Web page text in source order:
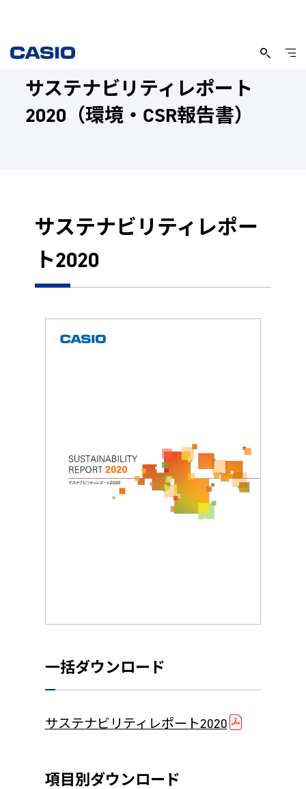
サステナビリティレポート
2020（環境・CSR報告書）
サステナビリティレポー
ト2020
一括ダウンロード
サステナビリティレポート2020
項目別ダウンロード